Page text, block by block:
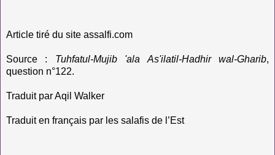
Article tiré du site assalfi.com
Source : Tuhfatul-Mujib 'ala As'ilatil-Hadhir wal-Gharib,
question n°122.
Traduit par Aqil Walker
Traduit en français par les salafis de l’Est